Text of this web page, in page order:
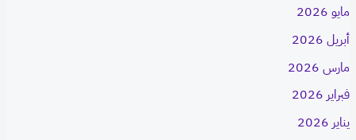
مايو 2026
أبريل 2026
مارس 2026
فبراير 2026
يناير 2026